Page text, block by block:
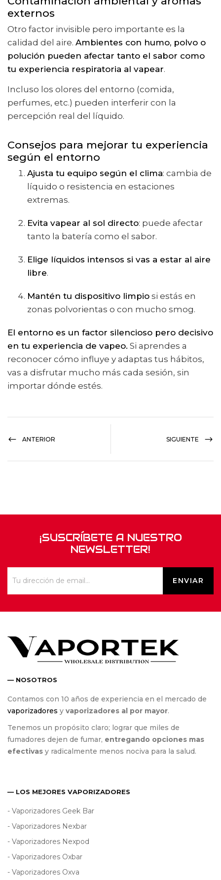
externos
Otro factor invisible pero importante es la
calidad del aire. Ambientes con humo, polvo o
polución pueden afectar tanto el sabor como
tu experiencia respiratoria al vapear.
Incluso los olores del entorno (comida,
perfumes, etc.) pueden interferir con la
percepción real del líquido.
Consejos para mejorar tu experiencia
según el entorno
Ajusta tu equipo según el clima: cambia de
líquido o resistencia en estaciones
extremas.
Evita vapear al sol directo: puede afectar
tanto la batería como el sabor.
Elige líquidos intensos si vas a estar al aire
libre.
Mantén tu dispositivo limpio si estás en
zonas polvorientas o con mucho smog.
El entorno es un factor silencioso pero decisivo
en tu experiencia de vapeo. Si aprendes a
reconocer cómo influye y adaptas tus hábitos,
vas a disfrutar mucho más cada sesión, sin
importar dónde estés.
ANTERIOR SIGUIENTE
¡SUSCRÍBETE A NUESTRO
NEWSLETTER!
— NOSOTROS
Contamos con 10 años de experiencia en el mercado de
vaporizadores y vaporizadores al por mayor.
Tenemos un propósito claro; lograr que miles de
fumadores dejen de fumar, entregando opciones mas
efectivas y radicalmente menos nociva para la salud.
— LOS MEJORES VAPORIZADORES
- Vaporizadores Geek Bar
- Vaporizadores Nexbar
- Vaporizadores Nexpod
- Vaporizadores Oxbar
- Vaporizadores Oxva